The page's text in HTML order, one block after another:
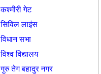
कश्मीरी गेट
सिविल लाइंस
विधान सभा
विश्व विद्यालय
गुरु तेग बहादुर नगर